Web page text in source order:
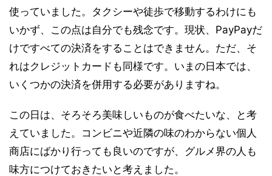
使っていました。タクシーや徒歩で移動するわけにも
いかず、この点は自分でも残念です。現状、PayPayだ
けですべての決済をすることはできません。ただ、そ
れはクレジットカードも同様です。いまの日本では、
いくつかの決済を併用する必要がありますね。
この日は、そろそろ美味しいものが食べたいな、と考
えていました。コンビニや近隣の味のわからない個人
商店にばかり行っても良いのですが、グルメ界の人も
味方につけておきたいと考えました。